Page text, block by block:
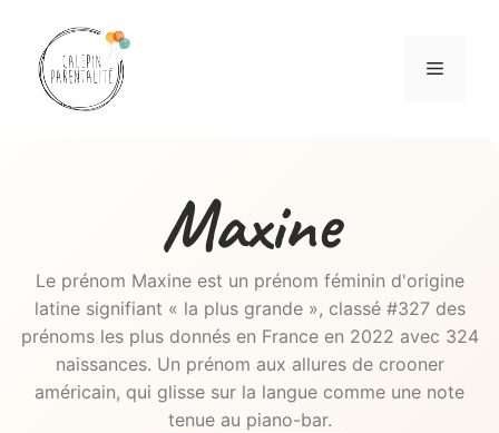
contenu
Menu
Maxine
Le prénom Maxine est un prénom féminin d'origine
latine signifiant « la plus grande », classé #327 des
prénoms les plus donnés en France en 2022 avec 324
naissances. Un prénom aux allures de crooner
américain, qui glisse sur la langue comme une note
tenue au piano-bar.